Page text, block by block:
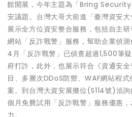
館開展，今年主題為「Bring
安議題。台灣大哥大前進「臺灣資安大
展示全方位資安整合服務，包括自主
網站「反詐戰警」服務，幫助企業偵
4月「反詐戰警」已偵查超過1,500筆
府打詐，此外，也展示符合《資通安
目、多層次DDoS防禦、WAF網站程
案。到台灣大資安展攤位(S114號)洽
個月免費試用「反詐戰警」服務優惠
力。